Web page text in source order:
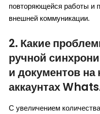
повторяющейся работы и
внешней коммуникации.
2. Какие
ручной
и документов на
аккаунтах
С увеличением